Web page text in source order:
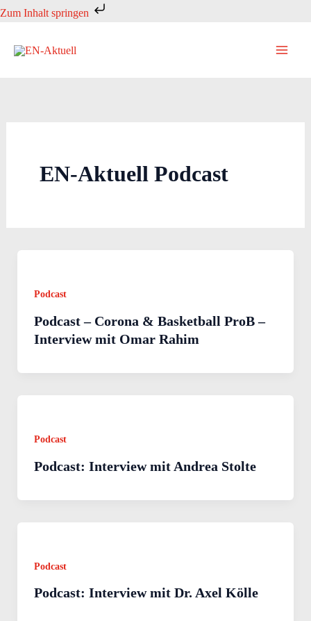
Zum Inhalt springen
Zum
springen
EN-Aktuell Podcast
Podcast
Podcast – Corona & Basketball ProB –
Interview mit Omar Rahim
Podcast
Podcast: Interview mit Andrea Stolte
Podcast
Podcast: Interview mit Dr. Axel Kölle